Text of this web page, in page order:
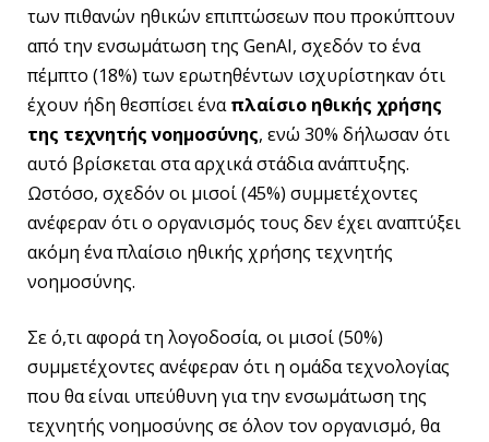
των πιθανών ηθικών επιπτώσεων που προκύπτουν
από την ενσωμάτωση της GenAI, σχεδόν το ένα
πέμπτο (18%) των ερωτηθέντων ισχυρίστηκαν ότι
έχουν ήδη θεσπίσει έναπλαίσιο ηθικής χρήσης
της τεχνητής νοημοσύνης, ενώ 30% δήλωσαν ότι
αυτό βρίσκεται στα αρχικά στάδια ανάπτυξης.
Ωστόσο, σχεδόν οι μισοί (45%) συμμετέχοντες
ανέφεραν ότι ο οργανισμός τους δεν έχει αναπτύξει
ακόμη ένα πλαίσιο ηθικής χρήσης τεχνητής
νοημοσύνης.
Σε ό,τι αφορά τη λογοδοσία, οι μισοί (50%)
συμμετέχοντες ανέφεραν ότι η ομάδα τεχνολογίας
που θα είναι υπεύθυνη για την ενσωμάτωση της
τεχνητής νοημοσύνης σε όλον τον οργανισμό, θα